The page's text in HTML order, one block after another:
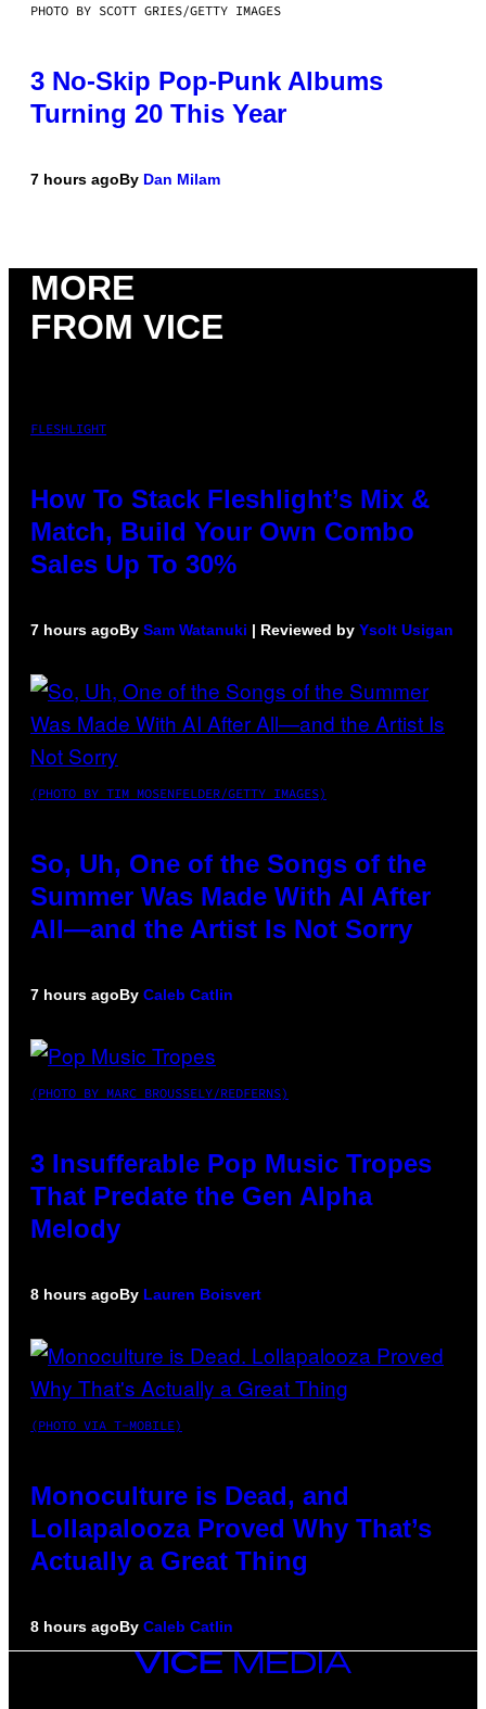
PHOTO BY SCOTT GRIES/GETTY IMAGES
3 No-Skip Pop-Punk Albums
Turning 20 This Year
7 hours agoBy Dan Milam
MORE
FROM VICE
FLESHLIGHT
How To Stack Fleshlight’s Mix &
Match, Build Your Own Combo
Sales Up To 30%
7 hours agoBy Sam Watanuki | Reviewed by Ysolt Usigan
(PHOTO BY TIM MOSENFELDER/GETTY IMAGES)
So, Uh, One of the Songs of the
Summer Was Made With AI After
All—and the Artist Is Not Sorry
7 hours agoBy Caleb Catlin
(PHOTO BY MARC BROUSSELY/REDFERNS)
3 Insufferable Pop Music Tropes
That Predate the Gen Alpha
Melody
8 hours agoBy Lauren Boisvert
(PHOTO VIA T-MOBILE)
Monoculture is Dead, and
Lollapalooza Proved Why That’s
Actually a Great Thing
8 hours agoBy Caleb Catlin
VICE
MEDIA